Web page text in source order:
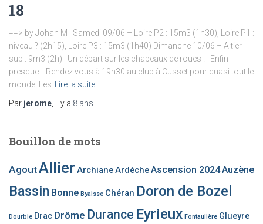
18
==> by Johan M Samedi 09/06 – Loire P2 : 15m3 (1h30), Loire P1 :
niveau ? (2h15), Loire P3 : 15m3 (1h40) Dimanche 10/06 – Altier
sup : 9m3 (2h) Un départ sur les chapeaux de roues ! Enfin
presque… Rendez vous à 19h30 au club à Cusset pour quasi tout le
monde. Les
Lire la suite
Par jerome , il y a 8 ans
Bouillon de mots
AgoutAllier ArchianeArdècheAscension 2024Auzène
Bassin Bonne Byaisse Chéran Doron de Bozel
Dourbie Drac Drôme Durance Eyrieux Fontaulière Glueyre